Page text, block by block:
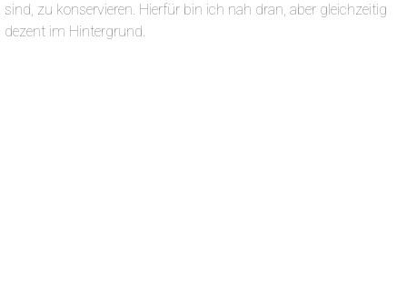
sind, zu konservieren. Hierfür bin ich nah dran, aber gleichzeitig
dezent im Hintergrund.